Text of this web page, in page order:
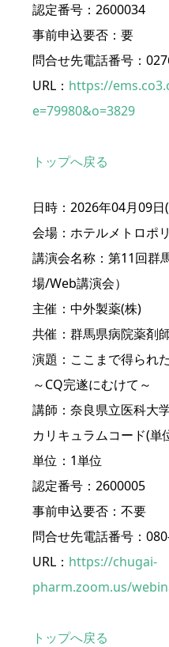
認定番号：2600034
事前申込要否：要
問合せ先電話番号：
URL： https://
e=79980&o=3829
トップへ戻る
日時：2026年04月09日
会場：ホテルメトロポ
講演会名称：第11回群
場/Web講演会）
主催：中外製薬(株)
共催：群馬県病院薬剤
演題：ここまで得られ
～CQ完遂にむけて～
講師：奈良県立医科大
カリキュラムコード(単
単位：1単位
認定番号：2600005
事前申込要否：不要
問合せ先電話番号：
URL： https://chugai-
pharm.zoom.us/
トップへ戻る